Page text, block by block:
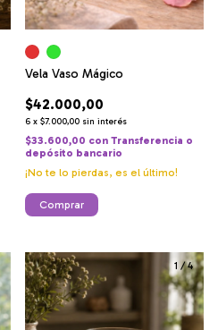
Vela Vaso Mágico
$42.000,00
6 x $7.000,00 sin interés
$33.600,00 con Transferencia o
depósito bancario
¡No te lo pierdas, es el último!
Comprar
1 /4